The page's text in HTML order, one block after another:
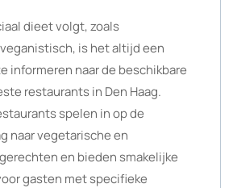
dieet volgt, zoals
is het altijd een
informeren naar de beschikbare
restaurants in Den Haag.
spelen in op de
naar vegetarische en
en bieden smakelijke
gasten met specifieke